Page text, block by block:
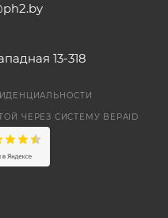
13-318
ЧЕРЕЗ СИСТЕМУ BEPAID